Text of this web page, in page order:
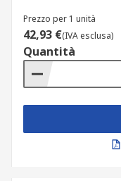
Prezzo per 1 unità
42,93 €(IVA esclusa)
Quantità